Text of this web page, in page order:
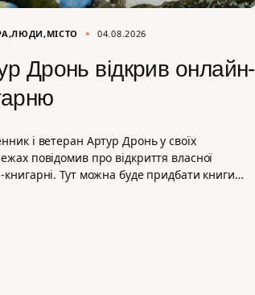
ЛЮДИ МІСТО 04.08.2026
Дронь відкрив онлайн-
і ветеран Артур Дронь у своїх
повідомив про відкриття власної
Тут можна буде придбати книги…